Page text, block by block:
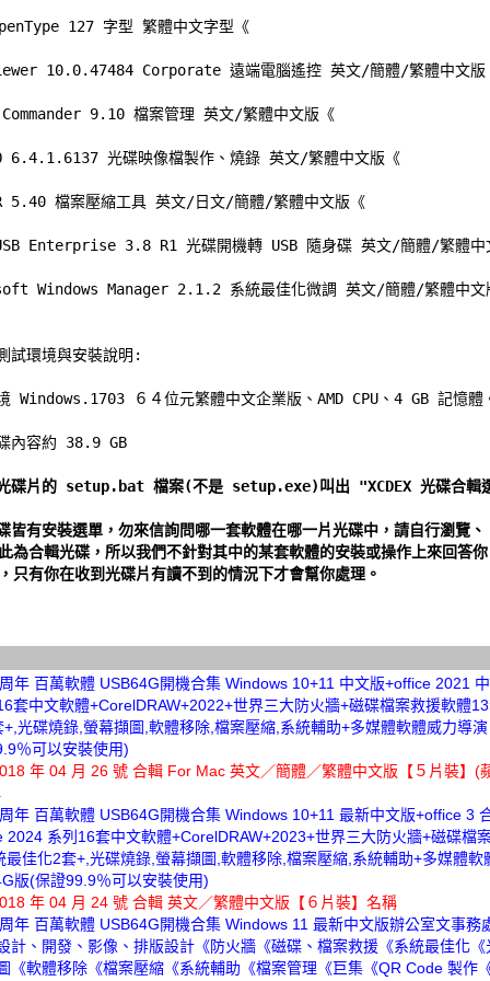
127 字型 繁體中文字型 《
10.0.47484 Corporate 遠端電腦遙控 英文/簡體/繁體中文版
9.10 檔案管理 英文/繁體中文版 《
6.4.1.6137 光碟映像檔製作、燒錄 英文/繁體中文版 《
5.40 檔案壓縮工具 英文/日文/簡體/繁體中文版 《
Enterprise 3.8 R1 光碟開機轉 USB 隨身碟 英文/簡體/繁體中
Windows Manager 2.1.2 系統最佳化微調 英文/簡體/繁體中文
試環境與安裝說明:
Windows.1703 ６４位元繁體中文企業版、AMD CPU、4 GB 記憶
內容約 38.9 GB
皆有安裝選單，勿來信詢問哪一套軟體在哪一片光碟中，請自行瀏覽
為合輯光碟，所以我們不針對其中的某套軟體的安裝或操作上來回答
只有你在收到光碟片有讀不到的情況下才會幫你處理。
年 百萬軟體 USB64G開機合集 Windows 10+11 中文版+office 2021
套中文軟體+CorelDRAW+2022+世界三大防火牆+磁碟檔案救援軟體
+,光碟燒錄,螢幕擷圖,軟體移除,檔案壓縮,系統輔助+多媒體軟體威力導
％可以安裝使用)
年 04 月 26 號 合輯 For Mac 英文／簡體／繁體中文版【５片裝】(
年 百萬軟體 USB64G開機合集 Windows 10+11 最新中文版+office 3
2024 系列16套中文軟體+CorelDRAW+2023+世界三大防火牆+磁碟檔
最佳化2套+,光碟燒錄,螢幕擷圖,軟體移除,檔案壓縮,系統輔助+多媒體軟
版(保證99.9％可以安裝使用)
年 04 月 24 號 合輯 英文／繁體中文版【６片裝】名稱
年 百萬軟體 USB64G開機合集 Windows 11 最新中文版辦公室文事務
計、開發、影像、排版設計《防火牆《磁碟、檔案救援《系統最佳化《
《軟體移除《檔案壓縮《系統輔助《檔案管理《巨集《QR Code 製作